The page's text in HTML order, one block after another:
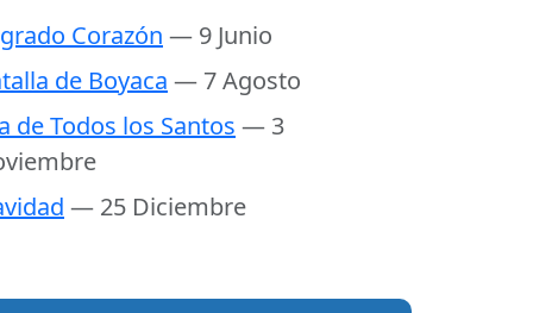
Corazón — 9 Junio
de Boyaca — 7 Agosto
de Todos los Santos — 3
— 25 Diciembre